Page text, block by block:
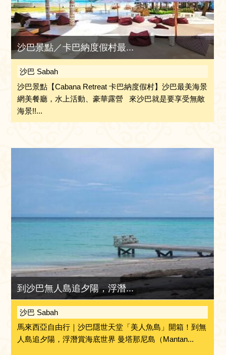
沙巴景點／卡巴納度假村最...
沙巴 Sabah
沙巴景點【Cabana Retreat 卡巴納度假村】沙巴最美海景
網美餐廳，水上活動、豪華露營 來沙巴就是要享受無敵
海景!!...
到沙巴無人島追夕陽，浮潛...
沙巴 Sabah
馬來西亞自由行｜沙巴隱世天堂「美人魚島」開箱！到無
人島追夕陽，浮潛賞海底世界 曼塔那尼島（Mantan...